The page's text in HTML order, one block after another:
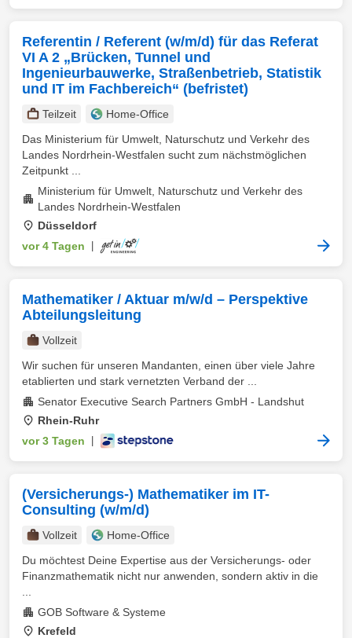
Referentin / Referent (w/m/d) für das Referat
VI A 2 „Brücken, Tunnel und
Ingenieurbauwerke, Straßenbetrieb, Statistik
und IT im Fachbereich“ (befristet)
Teilzeit
Home-Office
Das Ministerium für Umwelt, Naturschutz und Verkehr des
Landes Nordrhein-Westfalen sucht zum nächstmöglichen
Zeitpunkt ...
Ministerium für Umwelt, Naturschutz und Verkehr des
Landes Nordrhein-Westfalen
Düsseldorf
vor 4 Tagen
Mathematiker / Aktuar m/w/d – Perspektive
Abteilungsleitung
Vollzeit
Wir suchen für unseren Mandanten, einen über viele Jahre
etablierten und stark vernetzten Verband der ...
Senator Executive Search Partners GmbH - Landshut
Rhein-Ruhr
vor 3 Tagen
(Versicherungs-) Mathematiker im IT-
Consulting (w/m/d)
Vollzeit
Home-Office
Du möchtest Deine Expertise aus der Versicherungs- oder
Finanzmathematik nicht nur anwenden, sondern aktiv in die
GOB Software & Systeme
Krefeld